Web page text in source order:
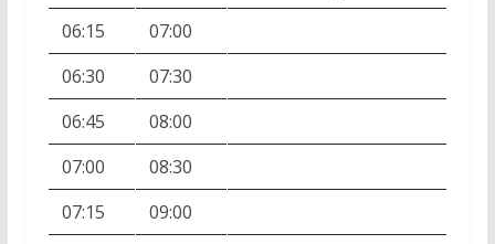
06:15
07:00
06:30
07:30
06:45
08:00
07:00
08:30
07:15
09:00